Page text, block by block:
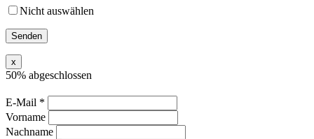
Nicht auswählen
x
50% abgeschlossen
E-Mail *
Vorname
Nachname